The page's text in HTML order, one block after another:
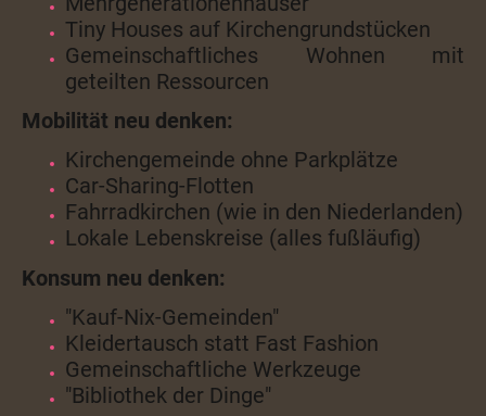
Tiny Houses auf Kirchengrundstücken
Gemeinschaftliches Wohnen mit
geteilten Ressourcen
Mobilität neu denken:
Kirchengemeinde ohne Parkplätze
Car-Sharing-Flotten
Fahrradkirchen (wie in den Niederlanden)
Lokale Lebenskreise (alles fußläufig)
Konsum neu denken:
"Kauf-Nix-Gemeinden"
Kleidertausch statt Fast Fashion
Gemeinschaftliche Werkzeuge
"Bibliothek der Dinge"